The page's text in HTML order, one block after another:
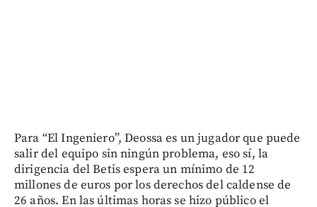
Para “El Ingeniero”, Deossa es un jugador que puede
salir del equipo sin ningún problema, eso sí, la
dirigencia del Betis espera un mínimo de 12
millones de euros por los derechos del caldense de
26 años. En las últimas horas se hizo público el